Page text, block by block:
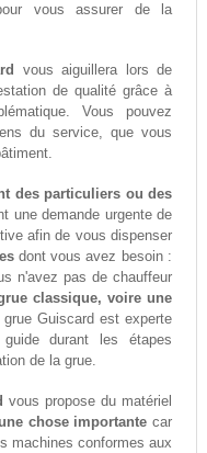
vous assurer de la
vous aiguillera lors de
de qualité grâce à
Vous pouvez
du service, que vous
des particuliers ou des
une demande urgente de
afin de vous dispenser
dont vous avez besoin :
n'avez pas de chauffeur
classique, voire une
Guiscard est experte
durant les étapes
de la grue.
vous propose du matériel
chose importante car
machines conformes aux